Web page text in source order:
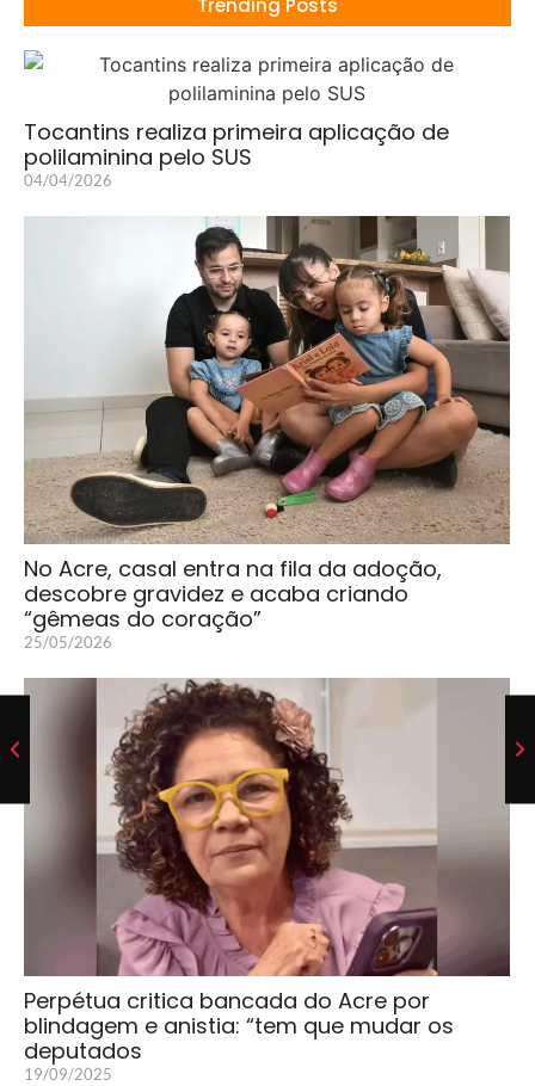
Trending Posts
Tocantins realiza primeira aplicação de
polilaminina pelo SUS
04/04/2026
No Acre, casal entra na fila da adoção,
descobre gravidez e acaba criando
“gêmeas do coração”
25/05/2026
Perpétua critica bancada do Acre por
blindagem e anistia: “tem que mudar os
deputados
19/09/2025